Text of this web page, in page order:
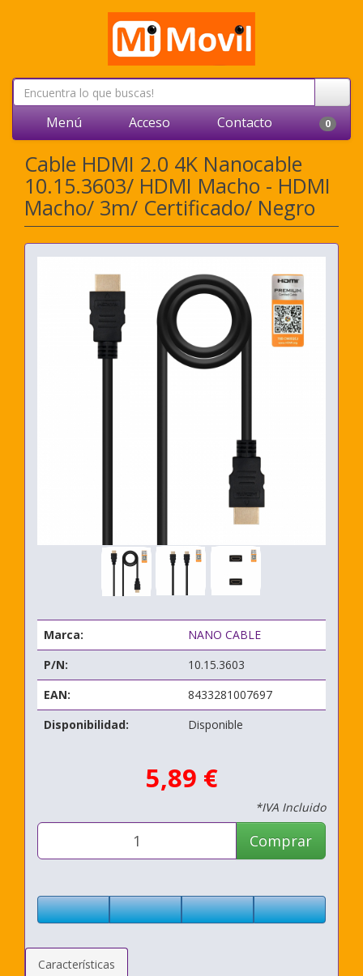
Menú Acceso Contacto 0
Cable HDMI 2.0 4K Nanocable
10.15.3603/ HDMI Macho - HDMI
Macho/ 3m/ Certificado/ Negro
Marca:
NANO CABLE
P/N:
10.15.3603
EAN:
8433281007697
Disponibilidad:
Disponible
5,89 €
*IVA Incluido
Comprar
Características